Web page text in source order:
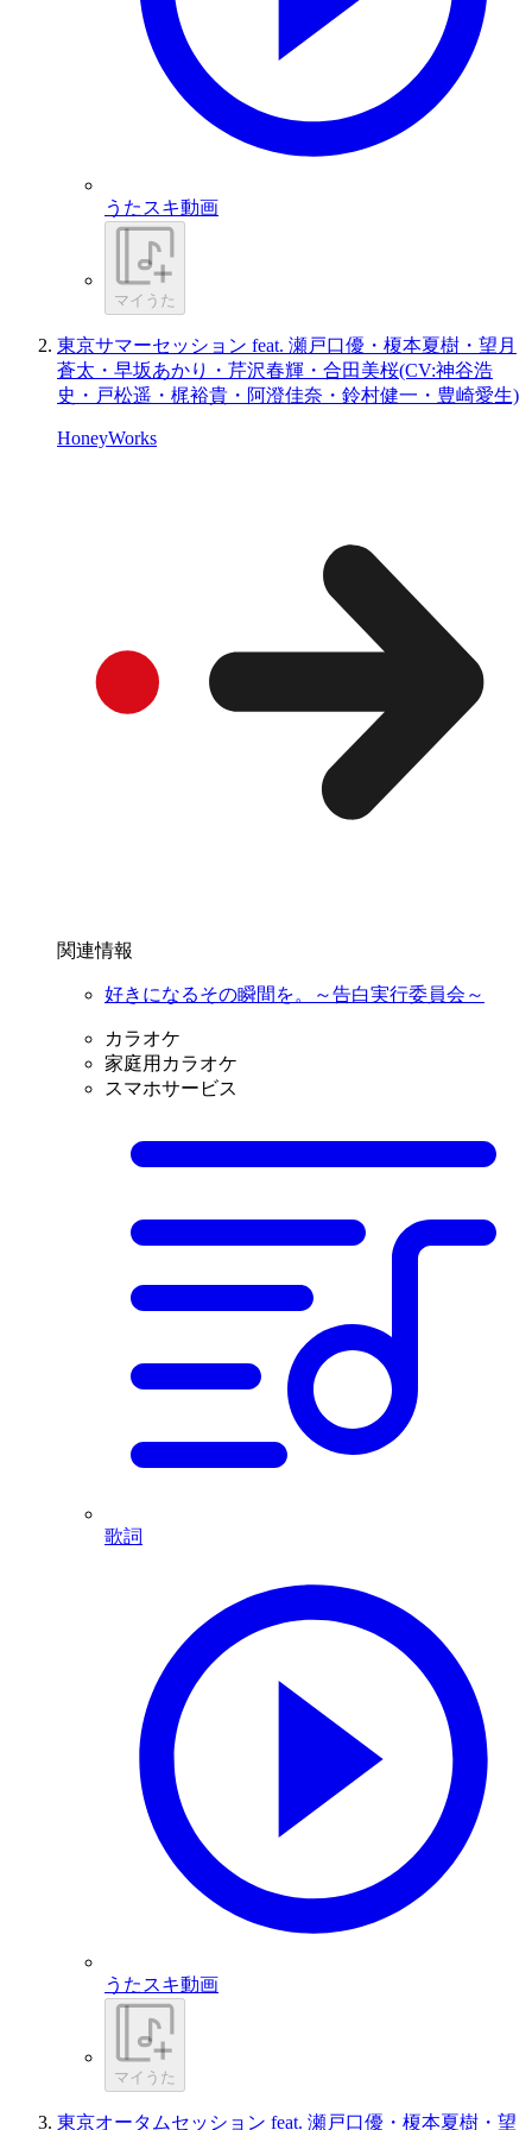
うたスキ動画
マイうた
東京サマーセッション feat. 瀬戸口優・榎本夏樹・望月
蒼太・早坂あかり・芹沢春輝・合田美桜(CV:神谷浩
史・戸松遥・梶裕貴・阿澄佳奈・鈴村健一・豊崎愛生)
HoneyWorks
関連情報
好きになるその瞬間を。～告白実行委員会～
カラオケ
家庭用カラオケ
スマホサービス
歌詞
うたスキ動画
マイうた
東京オータムセッション feat. 瀬戸口優・榎本夏樹・望